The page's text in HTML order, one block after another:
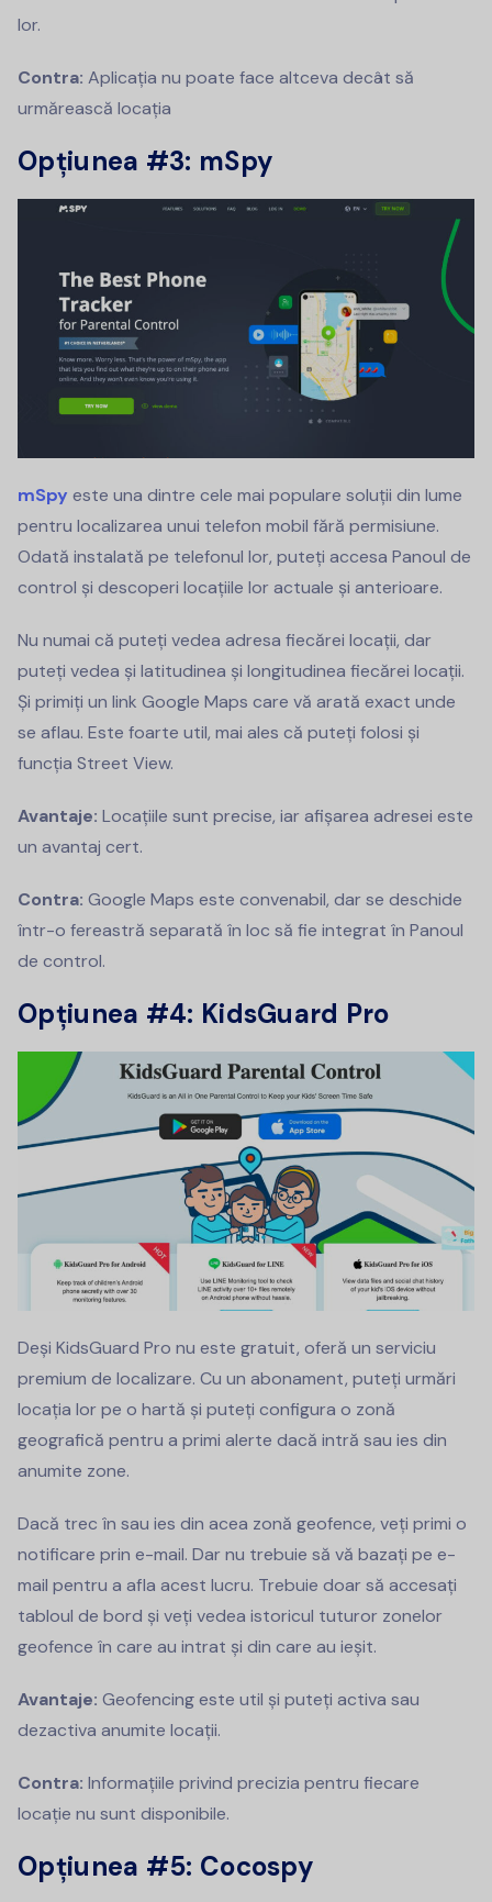
lor.
Contra: Aplicația nu poate face altceva decât să
urmărească locația
Opțiunea #3: mSpy
mSpy este una dintre cele mai populare soluții din lume
pentru localizarea unui telefon mobil fără permisiune.
Odată instalată pe telefonul lor, puteți accesa Panoul de
control și descoperi locațiile lor actuale și anterioare.
Nu numai că puteți vedea adresa fiecărei locații, dar
puteți vedea și latitudinea și longitudinea fiecărei locații.
Și primiți un link Google Maps care vă arată exact unde
se aflau. Este foarte util, mai ales că puteți folosi și
funcția Street View.
Avantaje: Locațiile sunt precise, iar afișarea adresei este
un avantaj cert.
Contra: Google Maps este convenabil, dar se deschide
într-o fereastră separată în loc să fie integrat în Panoul
de control.
Opțiunea #4: KidsGuard Pro
Deși KidsGuard Pro nu este gratuit, oferă un serviciu
premium de localizare. Cu un abonament, puteți urmări
locația lor pe o hartă și puteți configura o zonă
geografică pentru a primi alerte dacă intră sau ies din
anumite zone.
Dacă trec în sau ies din acea zonă geofence, veți primi o
notificare prin e-mail. Dar nu trebuie să vă bazați pe e-
mail pentru a afla acest lucru. Trebuie doar să accesați
tabloul de bord și veți vedea istoricul tuturor zonelor
geofence în care au intrat și din care au ieșit.
Avantaje: Geofencing este util și puteți activa sau
dezactiva anumite locații.
Contra: Informațiile privind precizia pentru fiecare
locație nu sunt disponibile.
Opțiunea #5: Cocospy